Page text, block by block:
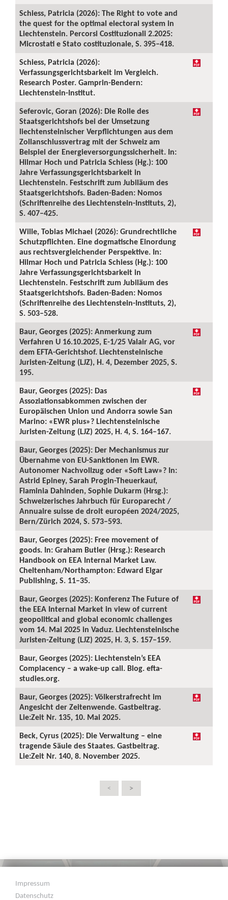
Schiess, Patricia (2026): The Right to vote and
the quest for the optimal electoral system in
Liechtenstein. Percorsi Costituzionali 2.2025:
Microstati e Stato costituzionale, S. 395–418.
Schiess, Patricia (2026):
Verfassungsgerichtsbarkeit im Vergleich.
Research Poster. Gamprin-Bendern:
Liechtenstein-Institut.
Seferovic, Goran (2026): Die Rolle des
Staatsgerichtshofs bei der Umsetzung
liechtensteinischer Verpflichtungen aus dem
Zollanschlussvertrag mit der Schweiz am
Beispiel der Energieversorgungssicherheit. In:
Hilmar Hoch und Patricia Schiess (Hg.): 100
Jahre Verfassungsgerichtsbarkeit in
Liechtenstein. Festschrift zum Jubiläum des
Staatsgerichtshofs. Baden-Baden: Nomos
(Schriftenreihe des Liechtenstein-Instituts, 2),
S. 407–425.
Wille, Tobias Michael (2026): Grundrechtliche
Schutzpflichten. Eine dogmatische Einordung
aus rechtsvergleichender Perspektive. In:
Hilmar Hoch und Patricia Schiess (Hg.): 100
Jahre Verfassungsgerichtsbarkeit in
Liechtenstein. Festschrift zum Jubiläum des
Staatsgerichtshofs. Baden-Baden: Nomos
(Schriftenreihe des Liechtenstein-Instituts, 2),
S. 503–528.
Baur, Georges (2025): Anmerkung zum
Verfahren U 16.10.2025, E-1/25 Valair AG, vor
dem EFTA-Gerichtshof. Liechtensteinische
Juristen-Zeitung (LJZ), H. 4, Dezember 2025, S.
195.
Baur, Georges (2025): Das
Assoziationsabkommen zwischen der
Europäischen Union und Andorra sowie San
Marino: «EWR plus»? Liechtensteinische
Juristen-Zeitung (LJZ) 2025, H. 4, S. 164–167.
Baur, Georges (2025): Der Mechanismus zur
Übernahme von EU-Sanktionen im EWR.
Autonomer Nachvollzug oder «Soft Law»? In:
Astrid Epiney, Sarah Progin-Theuerkauf,
Flaminia Dahinden, Sophie Dukarm (Hrsg.):
Schweizerisches Jahrbuch für Europarecht /
Annuaire suisse de droit européen 2024/2025,
Bern/Zürich 2024, S. 573–593.
Baur, Georges (2025): Free movement of
goods. In: Graham Butler (Hrsg.): Research
Handbook on EEA Internal Market Law.
Cheltenham/Northampton: Edward Elgar
Publishing, S. 11–35.
Baur, Georges (2025): Konferenz The Future of
the EEA Internal Market in view of current
geopolitical and global economic challenges
vom 14. Mai 2025 in Vaduz. Liechtensteinische
Juristen-Zeitung (LJZ) 2025, H. 3, S. 157–159.
Baur, Georges (2025): Liechtenstein’s EEA
Complacency – a wake-up call. Blog. efta-
studies.org.
Baur, Georges (2025): Völkerstrafrecht im
Angesicht der Zeitenwende. Gastbeitrag.
Lie:Zeit Nr. 135, 10. Mai 2025.
Beck, Cyrus (2025): Die Verwaltung – eine
tragende Säule des Staates. Gastbeitrag.
Lie:Zeit Nr. 140, 8. November 2025.
< >
Impressum
Datenschutz